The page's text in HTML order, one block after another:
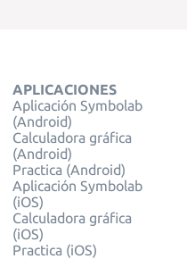
APLICACIONES
Aplicación Symbolab
(Android)
Calculadora gráfica
(Android)
Practica (Android)
Aplicación Symbolab
(iOS)
Calculadora gráfica
(iOS)
Practica (iOS)